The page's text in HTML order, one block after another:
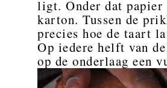
ligt. Onder dat
karton. Tussen de
precies hoe de taart
Op iedere helft van
op de onderlaag een